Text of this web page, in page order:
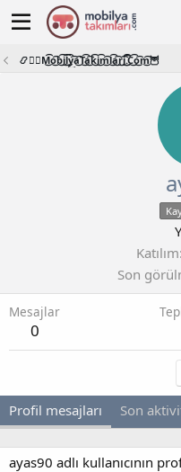
📿🧙‍♂️M͜͡o͜͡b͜͡i͜͡l͜͡y͜͡a͜͡T͜͡a͜͡k͜͡i͜͡m͜͡l͜͡a͜͡r͜͡i͜͡.͜͡C͜͡o͜͡m͜͡🦉
Katılım
Son
Mesajlar
0
Profil mesajları Son
ayas90 adlı kullanıcının